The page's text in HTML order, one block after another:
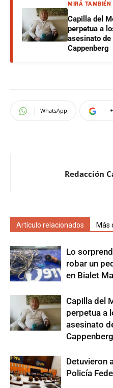
MIRÁ TAMBIÉN
Capilla del
perpetua a
asesinato
Cappenberg
WhatsApp
Redacción
Artículo relacionados Más
Lo
robar un
en Bialet
Capilla del
perpetua a
asesinato
Cappenberg
Detuvieron
Policía